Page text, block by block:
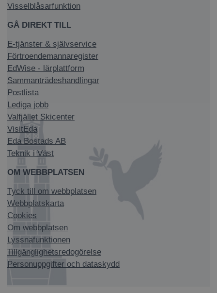
Visselblåsarfunktion
GÅ DIREKT TILL
E-tjänster & självservice
Förtroendemannaregister
EdWise - lärplattform
Sammanträdeshandlingar
Postlista
Lediga jobb
Valfjället Skicenter
VisitEda
Eda Bostads AB
Teknik i Väst
OM WEBBPLATSEN
Tyck till om webbplatsen
Webbplatskarta
Cookies
Om webbplatsen
Lyssnafunktionen
Tillgänglighetsredogörelse
Personuppgifter och dataskydd